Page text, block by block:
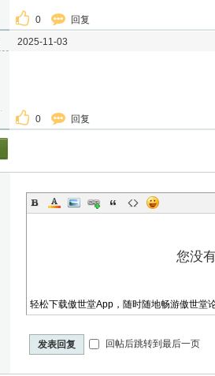
0 回复
2025-11-03
0 回复
轻松下载傲世堂App，随时随地畅游傲世堂
发表回复 回帖后跳转到最后一页